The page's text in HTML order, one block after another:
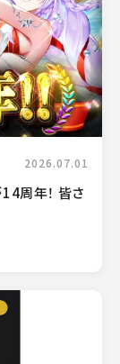
2026.07.01
周年！ 皆さ